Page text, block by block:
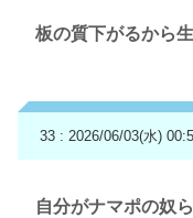
板の質下がるから
33 : 2026/06/03(水)
自分がナマポの奴